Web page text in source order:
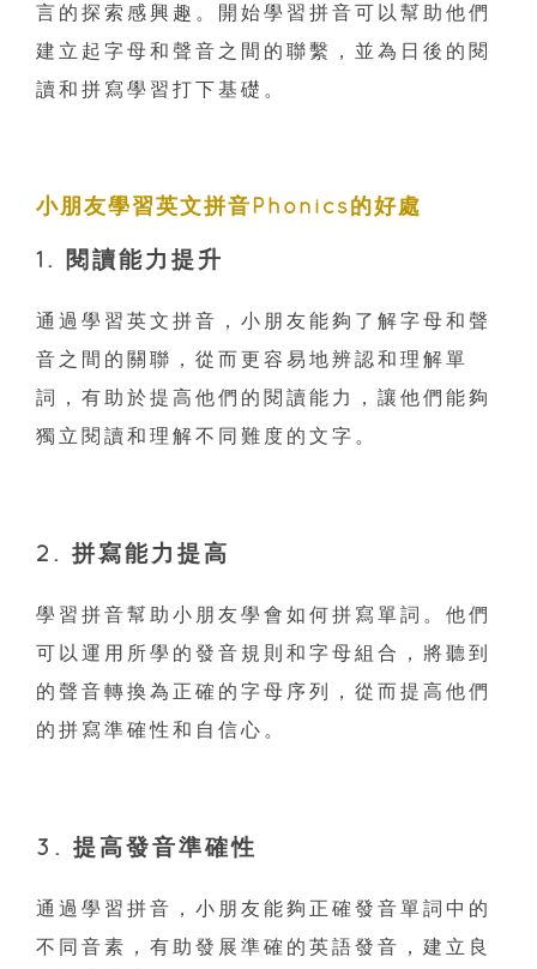
言的探索感興趣。開始學習拼音可以幫助他們
建立起字母和聲音之間的聯繫，並為日後的閱
讀和拼寫學習打下基礎。
小朋友學習英文拼音Phonics的好處
1. 閱讀能力提升
通過學習英文拼音，小朋友能夠了解字母和聲
音之間的關聯，從而更容易地辨認和理解單
詞，有助於提高他們的閱讀能力，讓他們能夠
獨立閱讀和理解不同難度的文字。
2. 拼寫能力提高
學習拼音幫助小朋友學會如何拼寫單詞。他們
可以運用所學的發音規則和字母組合，將聽到
的聲音轉換為正確的字母序列，從而提高他們
的拼寫準確性和自信心。
3. 提高發音準確性
通過學習拼音，小朋友能夠正確發音單詞中的
不同音素，有助發展準確的英語發音，建立良